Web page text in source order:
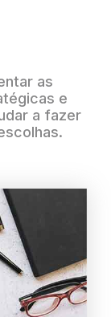
as
e
a fazer